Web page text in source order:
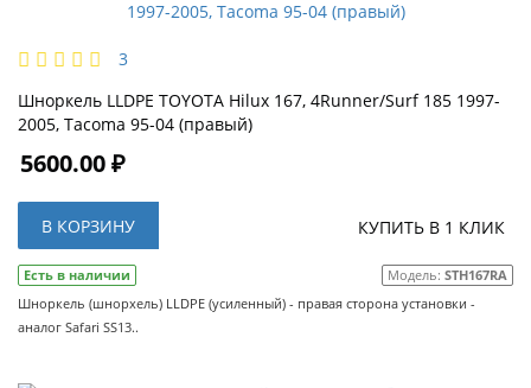
3
Шноркель LLDPE TOYOTA Hilux 167, 4Runner/Surf 185 1997-
2005, Tacoma 95-04 (правый)
5600.00 ₽
В КОРЗИНУ КУПИТЬ В 1 КЛИК
Есть в наличии Модель: STH167RA
Шноркель (шнорхель) LLDPE (усиленный) - правая сторона установки -
аналог Safari SS13..